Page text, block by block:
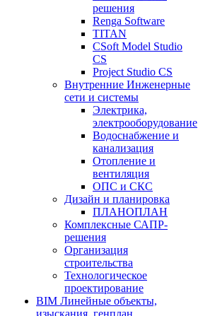
решения
Renga Software
TITAN
CSoft Model Studio
CS
Project Studio CS
Внутренние Инженерные
сети и системы
Электрика,
электрооборудование
Водоснабжение и
канализация
Отопление и
вентиляция
ОПС и СКС
Дизайн и планировка
ПЛАНОПЛАН
Комплексные САПР-
решения
Организация
строительства
Технологическое
проектирование
BIM Линейные объекты,
изыскания, генплан